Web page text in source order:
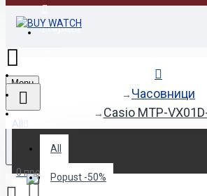
Најава
Menu
All
All
Popust -50%
0 продукт(и) - 0den
Часовници
Casio MTP-